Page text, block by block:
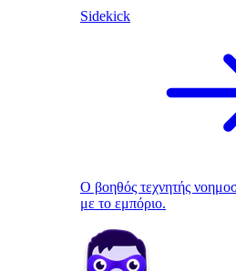
Sidekick
Ο βοηθός τεχνητής
με το εμπόριο.